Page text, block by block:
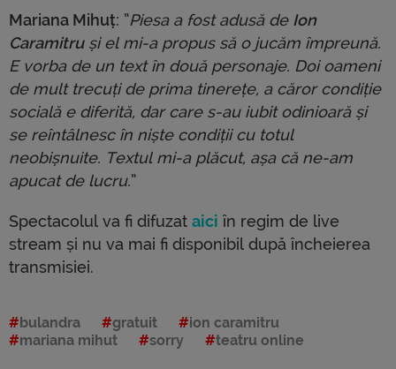
Mariana Mihuț: ”Piesa a fost adusă de Ion
Caramitruși el mi-a propus să o jucăm împreună.
E vorba de un text în două personaje. Doi oameni
de mult trecuți de prima tinerețe, a căror condiție
socială e diferită, dar care s-au iubit odinioară și
se reîntâlnesc în niște condiții cu totul
neobișnuite. Textul mi-a plăcut, așa că ne-am
apucat de lucru.”
Spectacolul va fi difuzat aici în regim de live
stream și nu va mai fi disponibil după încheierea
transmisiei.
bulandra gratuit
ion caramitru
mariana mihut
sorry teatru online